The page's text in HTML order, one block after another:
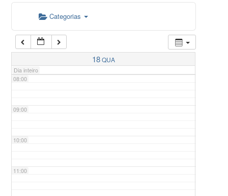
Categorias
18QUA
Dia inteiro
07:00
08:00
09:00
10:00
11:00